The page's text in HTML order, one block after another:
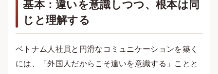
基本：違いを意識しつつ、根本は同
じと理解する
ベトナム人社員と円滑なコミュニケーションを築く
には、「外国人だからこそ違いを意識する」ことと